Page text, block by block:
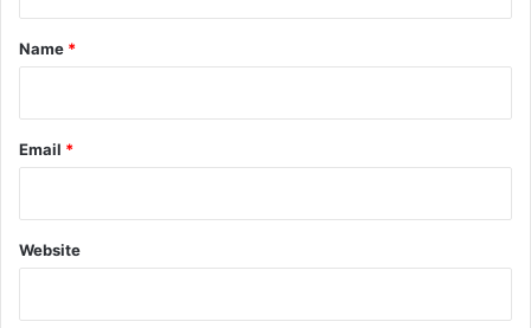
*
Name *
Email *
Website